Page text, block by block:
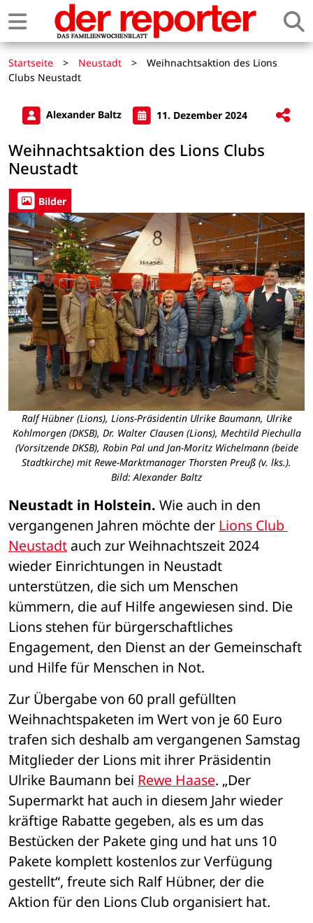
Startseite > Neustadt >
Weihnachtsaktion des Lions
Clubs Neustadt
Alexander Baltz 11. Dezember 2024
Weihnachtsaktion des Lions Clubs
Neustadt
Bilder
Ralf Hübner (Lions), Lions-Präsidentin Ulrike Baumann, Ulrike
Kohlmorgen (DKSB), Dr. Walter Clausen (Lions), Mechtild Piechulla
(Vorsitzende DKSB), Robin Pal und Jan-Moritz Wichelmann (beide
Stadtkirche) mit Rewe-Marktmanager Thorsten Preuß (v. lks.).
Bild: Alexander Baltz
Neustadt in Holstein. Wie auch in den
vergangenen Jahren möchte der Lions Club
Neustadt auch zur Weihnachtszeit 2024
wieder Einrichtungen in Neustadt
unterstützen, die sich um Menschen
kümmern, die auf Hilfe angewiesen sind. Die
Lions stehen für bürgerschaftliches
Engagement, den Dienst an der Gemeinschaft
und Hilfe für Menschen in Not.
Zur Übergabe von 60 prall gefüllten
Weihnachtspaketen im Wert von je 60 Euro
trafen sich deshalb am vergangenen Samstag
Mitglieder der Lions mit ihrer Präsidentin
Ulrike Baumann bei Rewe Haase. „Der
Supermarkt hat auch in diesem Jahr wieder
kräftige Rabatte gegeben, als es um das
Bestücken der Pakete ging und hat uns 10
Pakete komplett kostenlos zur Verfügung
gestellt“, freute sich Ralf Hübner, der die
Aktion für den Lions Club organisiert hat.